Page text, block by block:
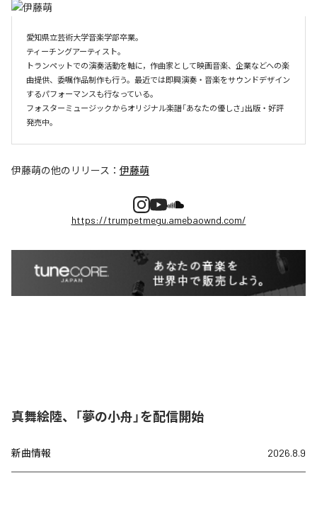
愛知県立芸術大学音楽学部卒業。
ティーチングアーティスト。
トランペットでの演奏活動を軸に，作曲家として映画音楽、企業などへの楽
曲提供、委嘱作品制作も行う。最近では即興演奏・音楽をサウンドデザイン
するパフォーマンスも行なっている。
フォスターミュージックからオリジナル楽譜「あなたの優しさ」出版・好評
伊藤萌の他のリリース： 伊藤萌
https://trumpetmegu.amebaownd.com/
真舞絵陸、「夢の小舟」を配信開始
新曲情報 2026.8.9